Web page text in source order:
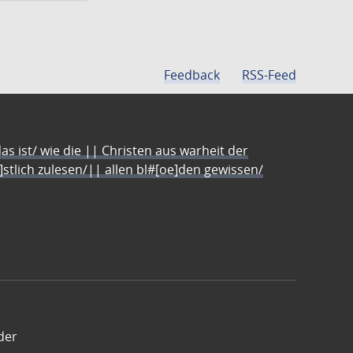
Feedback RSS-Feed
ist/ wie die || Christen aus warheit der
zulesen/|| allen bl#[oe]den gewissen/